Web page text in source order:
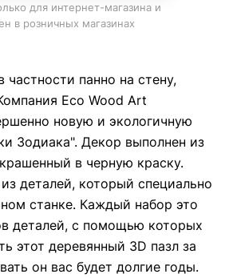
для интернет-магазина и
в розничных магазинах
панно на стену,
Eco Wood Art
новую и экологичную
Зодиака". Декор выполнен из
в черную краску.
деталей, который специально
станке. Каждый набор это
деталей, с помощью которых
этот деревянный 3D пазл за
он вас будет долгие годы.